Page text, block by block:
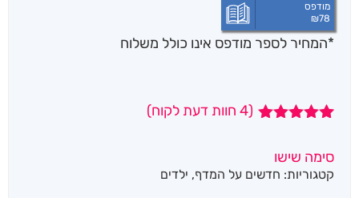
מודפס
₪78
*המחיר לספר מודפס אינו כולל משלוח
מבוסס על
דירוגים של
(
4 חוות דעת לקוח)
סימה שישו
קטגוריות: חדשים על המדף, ילדים